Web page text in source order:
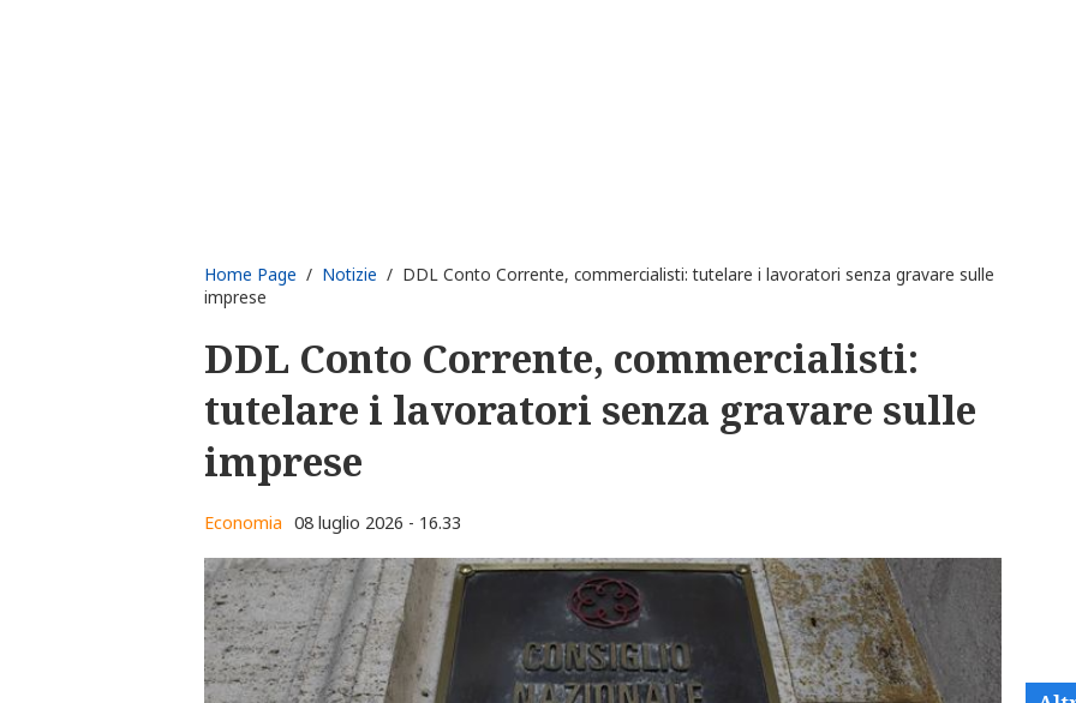
Home Page / Notizie / DDL Conto Corrente, commercialisti: tutelare i lavoratori senza gravare sulle
imprese
DDL Conto Corrente, commercialisti:
tutelare i lavoratori senza gravare sulle
imprese
Economia 08 luglio 2026 - 16.33